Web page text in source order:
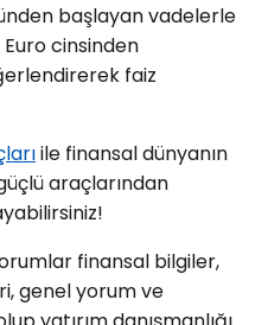
başlayan vadelerle
Euro cinsinden
faiz
ile finansal dünyanın
araçlarından
finansal bilgiler,
genel yorum ve